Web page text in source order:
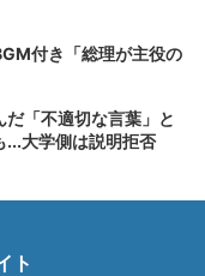
付き「総理が主役の
「不適切な言葉」と
大学側は説明拒否
ト